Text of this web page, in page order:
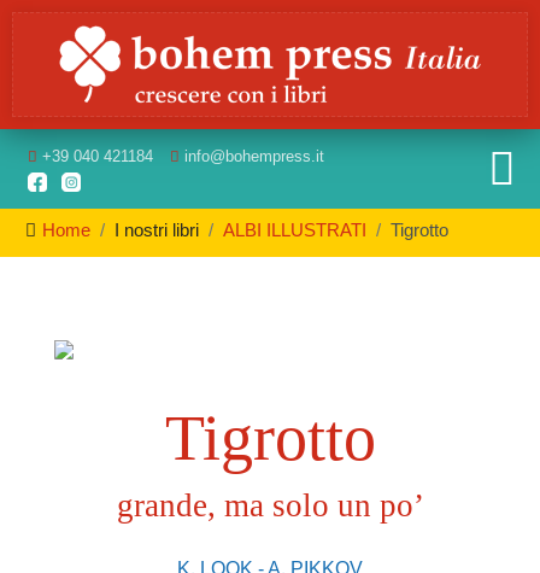
+39 040 421184 info@bohempress.it
Home I nostri libri ALBI ILLUSTRATI Tigrotto
Tigrotto
grande, ma solo un po’
K. LOOK - A. PIKKOV